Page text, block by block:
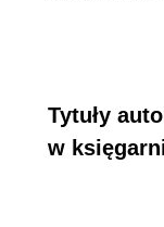
Tytuły
w